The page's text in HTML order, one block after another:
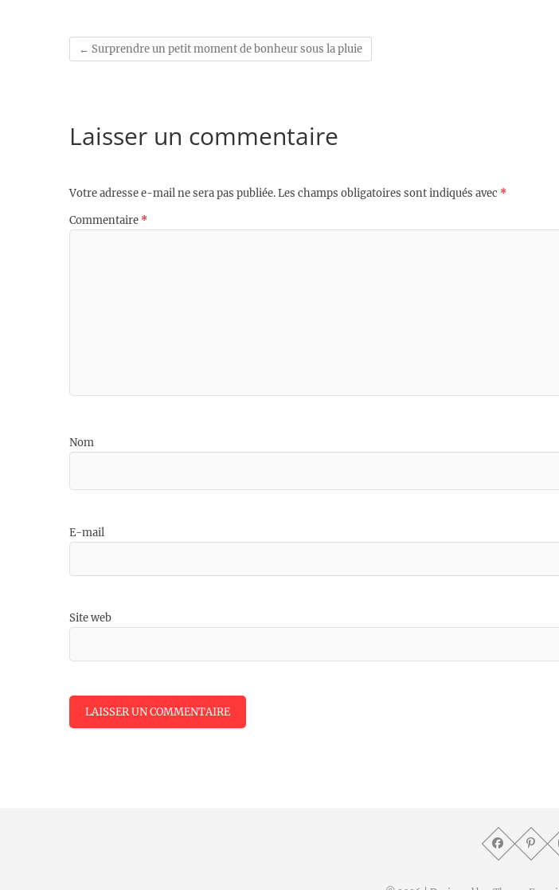
← Surprendre un petit moment de bonheur sous la pluie
Laisser un commentaire
Votre adresse e-mail ne sera pas publiée.Les champs obligatoires sont indiqués avec *
Commentaire *
Nom
E-mail
Site web